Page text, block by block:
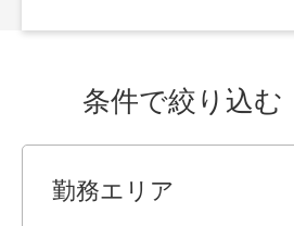
条件で絞り込む
勤務エリア